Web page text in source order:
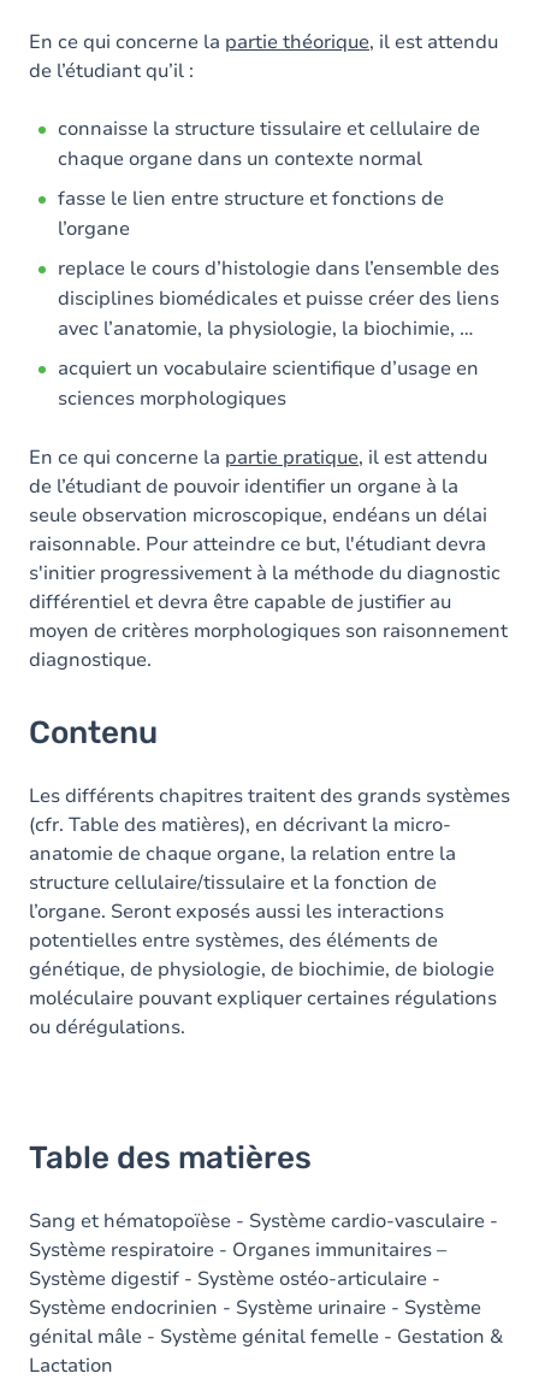
En ce qui concerne la partie théorique, il est attendu
de l’étudiant qu’il :
connaisse la structure tissulaire et cellulaire de
chaque organe dans un contexte normal
fasse le lien entre structure et fonctions de
l’organe
replace le cours d’histologie dans l’ensemble des
disciplines biomédicales et puisse créer des liens
avec l’anatomie, la physiologie, la biochimie, …
acquiert un vocabulaire scientifique d’usage en
sciences morphologiques
En ce qui concerne la partie pratique, il est attendu
de l’étudiant de pouvoir identifier un organe à la
seule observation microscopique, endéans un délai
raisonnable. Pour atteindre ce but, l'étudiant devra
s'initier progressivement à la méthode du diagnostic
différentiel et devra être capable de justifier au
moyen de critères morphologiques son raisonnement
diagnostique.
Contenu
Les différents chapitres traitent des grands systèmes
(cfr. Table des matières), en décrivant la micro-
anatomie de chaque organe, la relation entre la
structure cellulaire/tissulaire et la fonction de
l’organe. Seront exposés aussi les interactions
potentielles entre systèmes, des éléments de
génétique, de physiologie, de biochimie, de biologie
moléculaire pouvant expliquer certaines régulations
ou dérégulations.
Table des matières
Sang et hématopoïèse - Système cardio-vasculaire -
Système respiratoire - Organes immunitaires –
Système digestif - Système ostéo-articulaire -
Système endocrinien - Système urinaire - Système
génital mâle - Système génital femelle - Gestation &
Lactation